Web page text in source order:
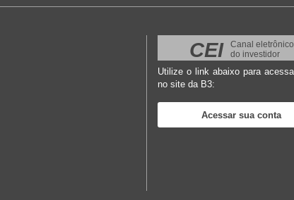
CEI
Canal eletrônico
do investidor
Utilize o link abaixo para
no site da B3:
Acessar sua conta